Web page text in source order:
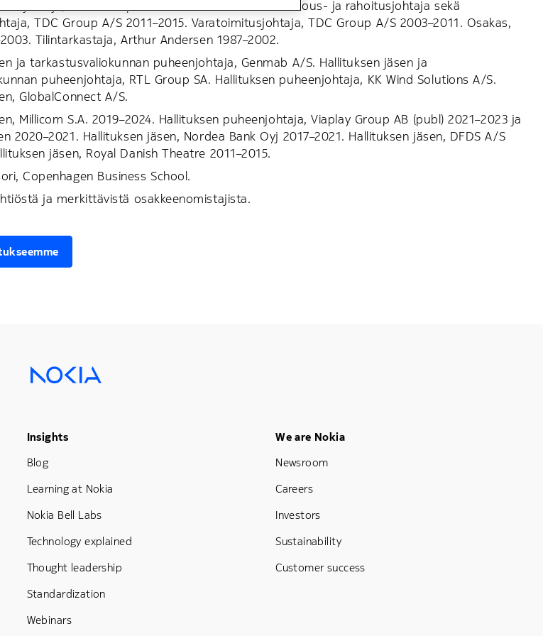
TDC Group A/S 2015–2018. Konsernin talous- ja rahoitusjohtaja sekä
TDC Group A/S 2011–2015. Varatoimitusjohtaja, TDC Group A/S 2003–2011. Osakas,
Tilintarkastaja, Arthur Andersen 1987–2002.
ja tarkastusvaliokunnan puheenjohtaja, Genmab A/S. Hallituksen jäsen ja
puheenjohtaja, RTL Group SA. Hallituksen puheenjohtaja, KK Wind Solutions A/S.
GlobalConnect A/S.
Millicom S.A. 2019–2024. Hallituksen puheenjohtaja, Viaplay Group AB (publ) 2021–2023 ja
2020–2021. Hallituksen jäsen, Nordea Bank Oyj 2017–2021. Hallituksen jäsen, DFDS A/S
jäsen, Royal Danish Theatre 2011–2015.
Copenhagen Business School.
ja merkittävistä osakkeenomistajista.
Footer Menu Three
Insights
Blog
Learning at Nokia
Nokia Bell Labs
Technology explained
Thought leadership
Standardization
Webinars
Footer Menu Five
We are Nokia
Newsroom
Careers
Investors
Sustainability
Customer success